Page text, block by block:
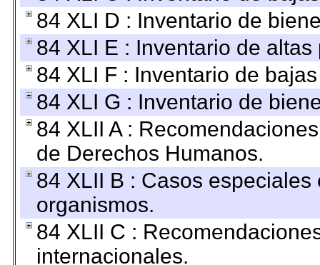
84 XLI D : Inventario de
84 XLI E : Inventario de
84 XLI F : Inventario de
84 XLI G : Inventario de
84 XLII A :
de Derechos Humanos.
84 XLII B : Casos
organismos.
84 XLII C :
internacionales.